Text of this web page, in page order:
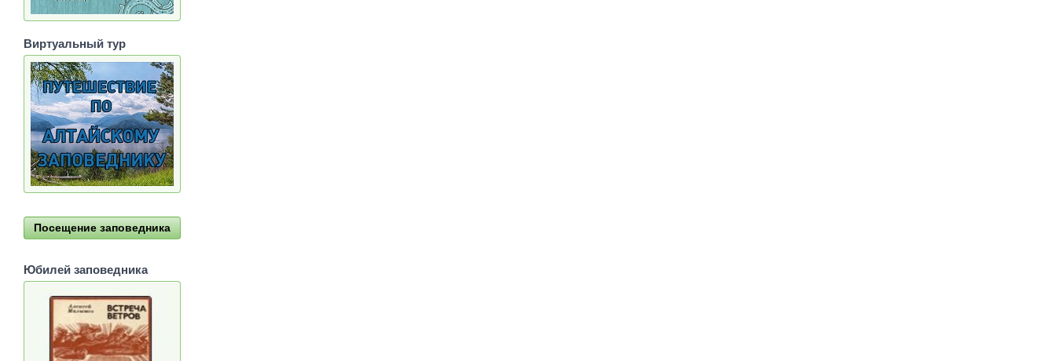
Виртуальный тур
Посещение заповедника
Юбилей заповедника